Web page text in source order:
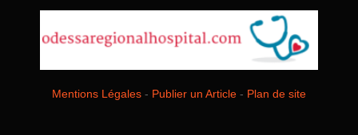
Mentions Légales - Publier un Article - Plan de site